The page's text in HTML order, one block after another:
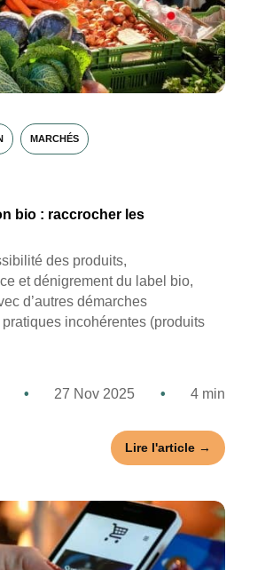
MARCHÉS
bio : raccrocher les
des produits,
et dénigrement du label bio,
d’autres démarches
incohérentes (produits
• 27 Nov 2025 • 4 min
Lire l'article →